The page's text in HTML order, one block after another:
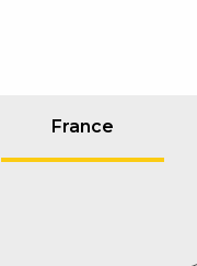
France